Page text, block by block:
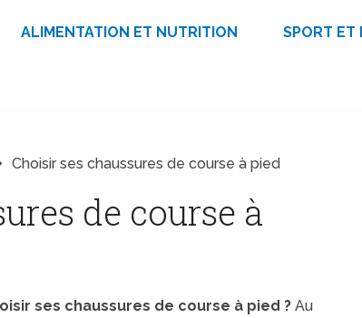
ALIMENTATION ET NUTRITION SPORT ET
Choisir ses chaussures de course à pied
de course à
ses chaussures de course à pied ? Au